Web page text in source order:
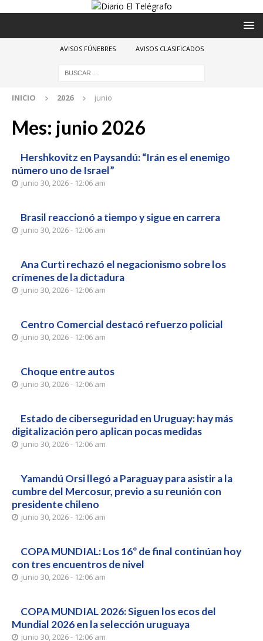
AVISOS FÚNEBRES AVISOS CLASIFICADOS
INICIO 2026 junio
Mes: junio 2026
Hershkovitz en Paysandú: “Irán es el enemigo
número uno de Israel”
junio 30, 2026 - 12:06 am
Brasil reaccionó a tiempo y sigue en carrera
junio 30, 2026 - 12:06 am
Ana Curti rechazó el negacionismo sobre los
crímenes de la dictadura
junio 30, 2026 - 12:06 am
Centro Comercial destacó refuerzo policial
junio 30, 2026 - 12:06 am
Choque entre autos
junio 30, 2026 - 12:06 am
Estado de ciberseguridad en Uruguay: hay más
digitalización pero aplican pocas medidas
junio 30, 2026 - 12:06 am
Yamandú Orsi llegó a Paraguay para asistir a la
cumbre del Mercosur, previo a su reunión con
presidente chileno
junio 30, 2026 - 12:06 am
COPA MUNDIAL: Los 16º de final continúan hoy
con tres encuentros de nivel
junio 30, 2026 - 12:06 am
COPA MUNDIAL 2026: Siguen los ecos del
Mundial 2026 en la selección uruguaya
junio 30, 2026 - 12:06 am